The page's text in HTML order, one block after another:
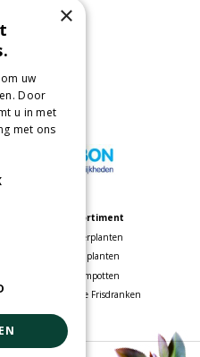
Assortiment
Kamerplanten
Tuinplanten
Bloempotten
Voordelige Frisdranken
×
uw
Door
u in met
met ons